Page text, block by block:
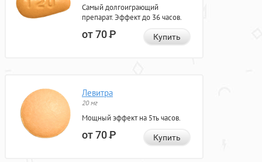
Самый долгоиграющий
препарат. Эффект до 36 часов.
от 70Р Купить
Левитра
20 мг
Мощный эффект на 5ть часов.
от 70Р Купить